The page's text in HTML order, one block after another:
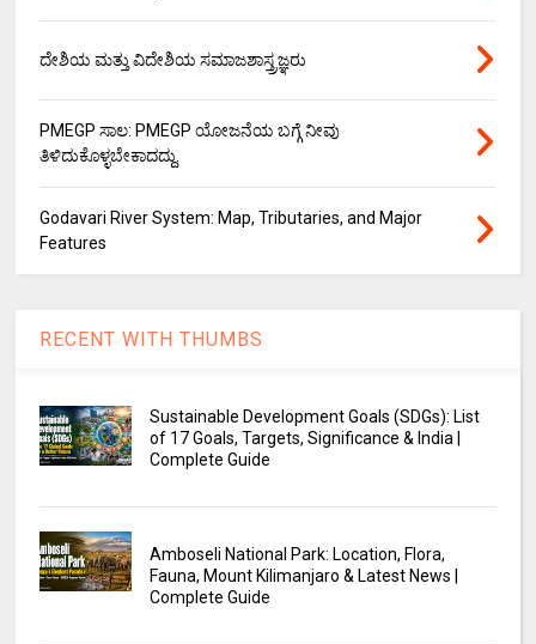
ದೇಶಿಯ ಮತ್ತು ವಿದೇಶಿಯ ಸಮಾಜಶಾಸ್ತ್ರಜ್ಞರು
PMEGP ಸಾಲ: PMEGP ಯೋಜನೆಯ ಬಗ್ಗೆ ನೀವು
ತಿಳಿದುಕೊಳ್ಳಬೇಕಾದದ್ದು.
Godavari River System: Map, Tributaries, and Major
Features
RECENT WITH THUMBS
Sustainable Development Goals (SDGs): List
of 17 Goals, Targets, Significance & India |
Complete Guide
Amboseli National Park: Location, Flora,
Fauna, Mount Kilimanjaro & Latest News |
Complete Guide